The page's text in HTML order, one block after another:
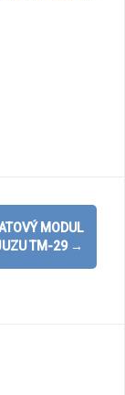
MODUL
TM-29 →